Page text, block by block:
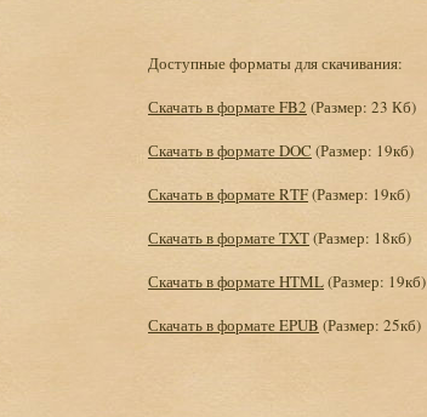
Доступные форматы для скачивания:
Скачать в формате FB2 (Размер: 23 Кб)
Скачать в формате DOC (Размер: 19кб)
Скачать в формате RTF(Размер: 19кб)
Скачать в формате TXT(Размер: 18кб)
Скачать в формате HTML(Размер: 19кб)
Скачать в формате EPUB (Размер: 25кб)